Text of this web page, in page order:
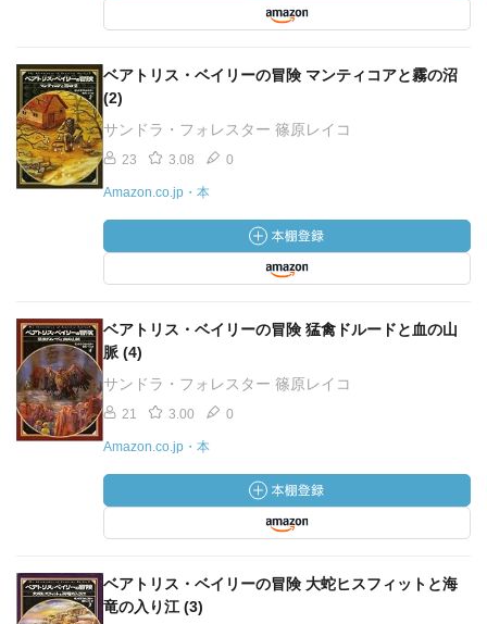
ベアトリス・ベイリーの冒険 マンティコアと霧の沼
(2)
サンドラ・フォレスター 篠原レイコ
23 3.08 0
Amazon.co.jp・本
ベアトリス・ベイリーの冒険 猛禽ドルードと血の山
脈 (4)
サンドラ・フォレスター 篠原レイコ
21 3.00 0
Amazon.co.jp・本
ベアトリス・ベイリーの冒険 大蛇ヒスフィットと海
竜の入り江 (3)